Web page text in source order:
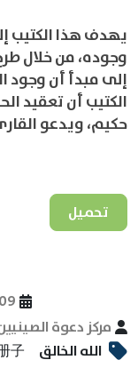
يهدف هذا الكتيب
وجوده، من خلال
إلى مبدأ أن
الكتيب أن تعقيد
حكيم، ويدعو
تحميل
مركز دعوة
الله الخالق
子